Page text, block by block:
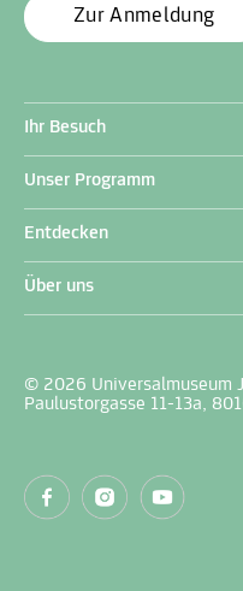
Zur Anmeldung
Ihr Besuch
Unser Programm
Entdecken
Über uns
© 2026 Universalmuseum
Paulustorgasse 11-13a,